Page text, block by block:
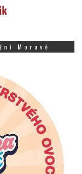
Moravě